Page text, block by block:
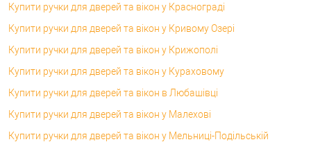
Купити ручки для дверей та вікон у Краснограді
Купити ручки для дверей та вікон у Кривому Озері
Купити ручки для дверей та вікон у Крижополі
Купити ручки для дверей та вікон у Кураховому
Купити ручки для дверей та вікон в Любашівці
Купити ручки для дверей та вікон у Малехові
Купити ручки для дверей та вікон у Мельниці-Подільській